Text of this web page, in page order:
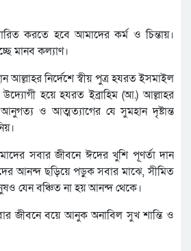
করতে হবে আমাদের কর্ম ও চিন্তায়।
মানব কল্যাণ।
নির্দেশে স্বীয় পুত্র হযরত ইসমাইল
হয়ে হযরত ইব্রাহিম (আ.) আল্লাহর
ও আত্মত্যাগের যে সুমহান দৃষ্টান্ত
সবার জীবনে ঈদের খুশি পূণর্তা দান
আনন্দ ছড়িয়ে পড়ুক সবার মাঝে, সীমিত
যেন বঞ্চিত না হয় আনন্দ থেকে।
জীবনে বয়ে আনুক অনাবিল সুখ শান্তি ও